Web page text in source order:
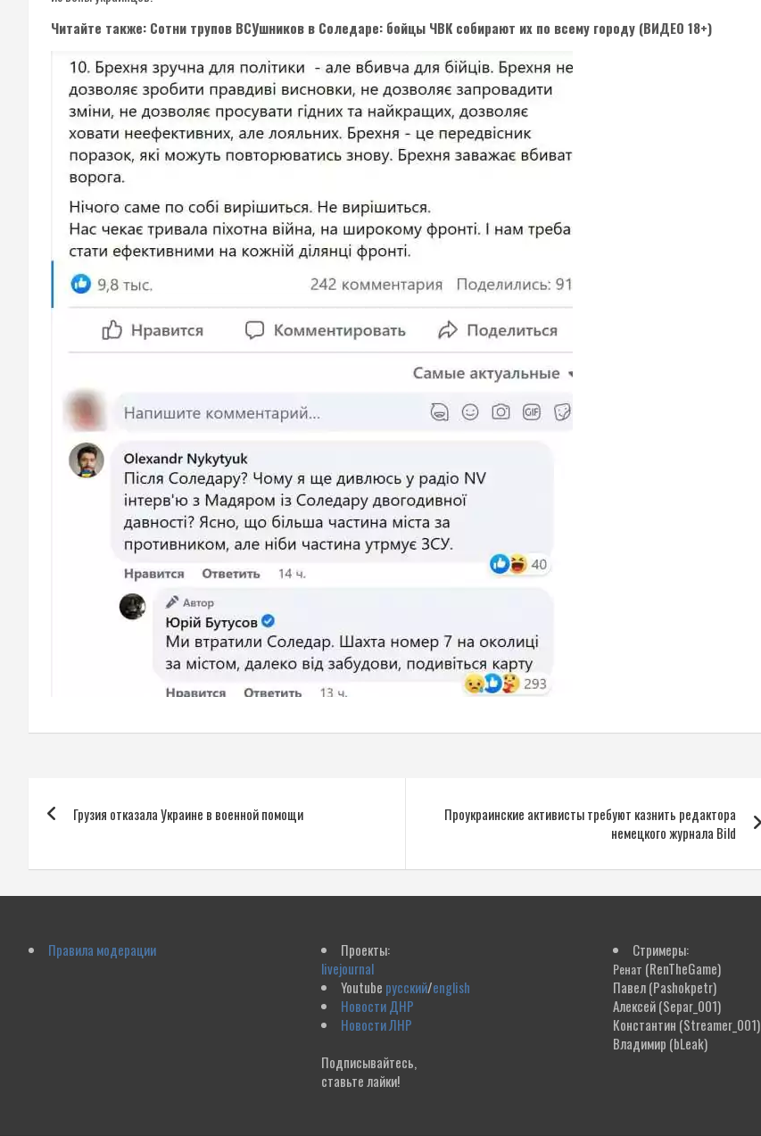
Читайте также: Сотни трупов ВСУшников в Соледаре: бойцы ЧВК собирают их по всему городу (ВИДЕО 18+)
Навигация
по
записям
Грузия отказала Украине в военной помощи
Проукраинские активисты требуют казнить редактора
немецкого журнала Bild
Правила модерации
Проекты:
livejournal
Youtube русский/english
Новости ДНР
Новости ЛНР
Подписывайтесь,
ставьте лайки!
Стримеры:
Ренат (RenTheGame)
Павел(Pashokpetr)
Алексей(Separ_001)
Константин (Streamer_001)
Владимир (bLeak)